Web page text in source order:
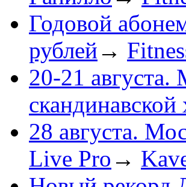
Годовой
рублей →
20-21 августа.
скандинавской
28 августа.
Live Pro →